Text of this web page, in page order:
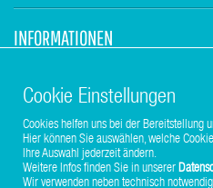
INFORMATIONEN
STUHR HVAC
Cookie Einstellungen
Cookies helfen uns bei der Bereitstellung
Hier können Sie auswählen, welche
Ihre Auswahl jederzeit ändern.
Weitere Infos finden Sie in unserer
Wir verwenden neben technisch